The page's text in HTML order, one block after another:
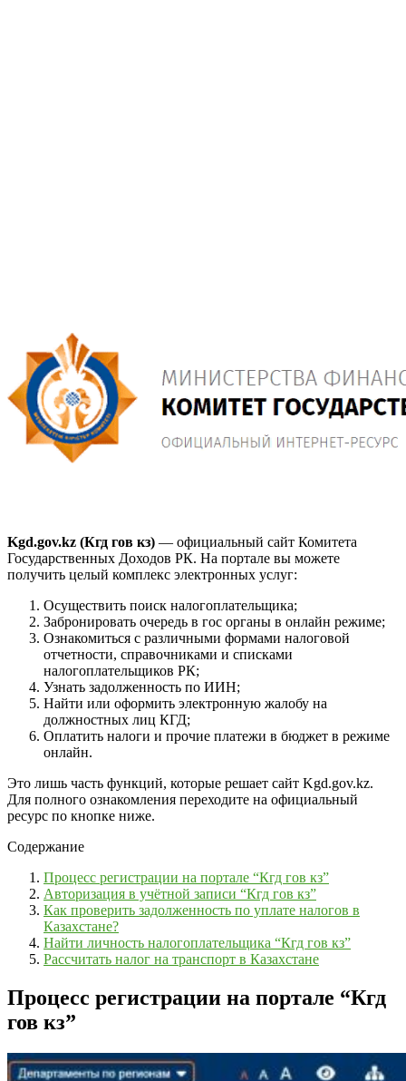
Kgd.gov.kz (Кгд гов кз) — официальный сайт Комитета
Государственных Доходов РК. На портале вы можете
получить целый комплекс электронных услуг:
Осуществить поиск налогоплательщика;
Забронировать очередь в гос органы в онлайн режиме;
Ознакомиться с различными формами налоговой
отчетности, справочниками и списками
налогоплательщиков РК;
Узнать задолженность по ИИН;
Найти или оформить электронную жалобу на
должностных лиц КГД;
Оплатить налоги и прочие платежи в бюджет в режиме
онлайн.
Это лишь часть функций, которые решает сайт Kgd.gov.kz.
Для полного ознакомления переходите на официальный
ресурс по кнопке ниже.
Содержание
Процесс регистрации на портале “Кгд гов кз”
Авторизация в учётной записи “Кгд гов кз”
Как проверить задолженность по уплате налогов в
Казахстане?
Найти личность налогоплательщика “Кгд гов кз”
Рассчитать налог на транспорт в Казахстане
Процесс регистрации на портале “Кгд
гов кз”